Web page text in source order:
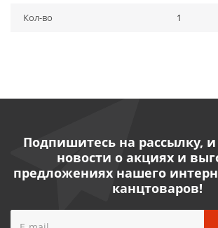
Кол-во 1
Подпишитесь на рассылку,
новости о акциях и
предложениях нашего
канцтоваров!